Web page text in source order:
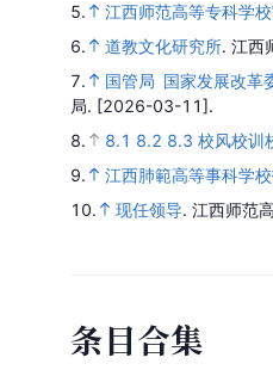
3.
3.1 3.2 3.3 江西师范
4.
专业.江西师范高等专
5.
江西师范高等专科学
6.
道教文化研究所
7.
国管局 国家发展改革
局.[2026-03-11].
8.
8.1 8.2 8.3 校风校训